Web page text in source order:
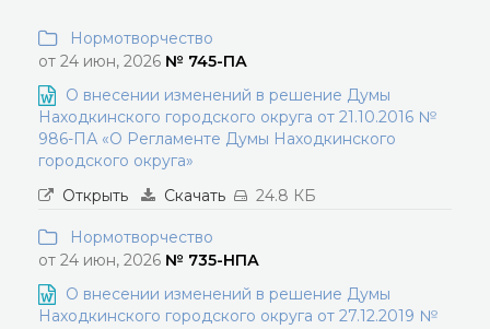
Нормотворчество
от 24 июн, 2026 № 745-ПА
О внесении изменений в решение Думы
Находкинского городского округа от 21.10.2016 №
986-ПА «О Регламенте Думы Находкинского
городского округа»
Открыть
Скачать 24.8 КБ
Нормотворчество
от 24 июн, 2026 № 735-НПА
О внесении изменений в решение Думы
Находкинского городского округа от 27.12.2019 №